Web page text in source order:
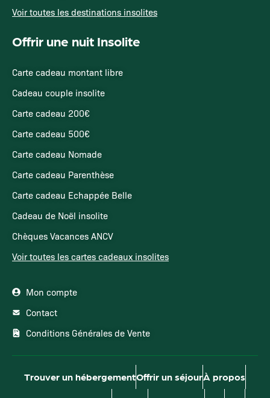
Voir toutes les destinations insolites
Offrir une nuit Insolite
Carte cadeau montant libre
Cadeau couple insolite
Carte cadeau 200€
Carte cadeau 500€
Carte cadeau Nomade
Carte cadeau Parenthèse
Carte cadeau Echappée Belle
Cadeau de Noël insolite
Chèques Vacances ANCV
Voir toutes les cartes cadeaux insolites
Mon compte
Contact
Conditions Générales de Vente
Trouver un hébergementOffrir un séjourÀ propos